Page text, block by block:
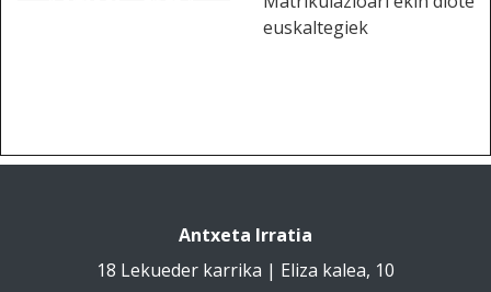
euskaltegiek
Antxeta Irratia
18 Lekueder karrika | Eliza kalea, 10